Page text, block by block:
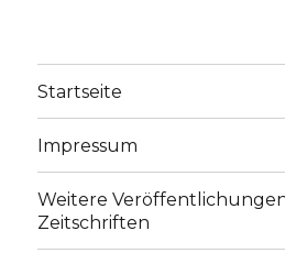
Startseite
Impressum
Weitere
Zeitschriften